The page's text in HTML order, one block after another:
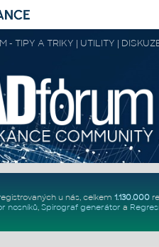
- TIPY A TRIKY | UTILITY |
u nás, celkem 1.130.000
nosníků, Spirograf generátor a